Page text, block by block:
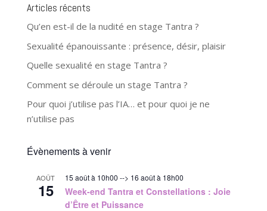
Articles récents
Qu’en est-il de la nudité en stage Tantra ?
Sexualité épanouissante : présence, désir, plaisir
Quelle sexualité en stage Tantra ?
Comment se déroule un stage Tantra ?
Pour quoi j’utilise pas l’IA… et pour quoi je ne
n’utilise pas
Évènements à venir
AOÛT
15
15 août à 10h00 --> 16 août à 18h00
Week-end Tantra et Constellations : Joie
d’Être et Puissance